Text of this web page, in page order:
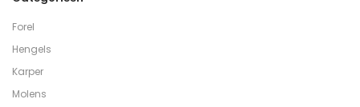
Forel
Hengels
Karper
Molens